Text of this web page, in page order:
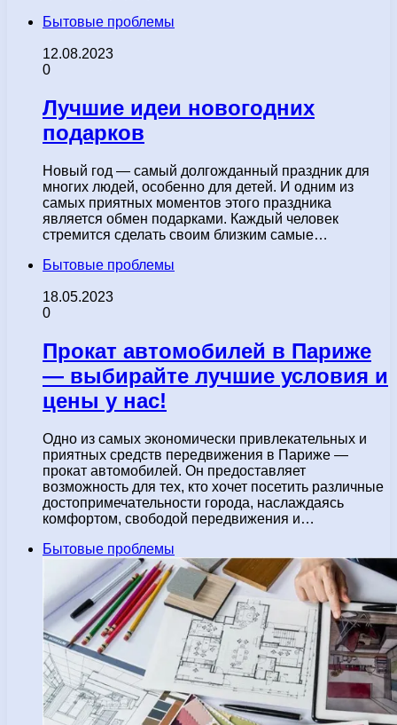
Бытовые проблемы
12.08.2023
0
Лучшие идеи новогодних
подарков
Новый год — самый долгожданный праздник для
многих людей, особенно для детей. И одним из
самых приятных моментов этого праздника
является обмен подарками. Каждый человек
стремится сделать своим близким самые…
Бытовые проблемы
18.05.2023
0
Прокат автомобилей в Париже
— выбирайте лучшие условия и
цены у нас!
Одно из самых экономически привлекательных и
приятных средств передвижения в Париже —
прокат автомобилей. Он предоставляет
возможность для тех, кто хочет посетить различные
достопримечательности города, наслаждаясь
комфортом, свободой передвижения и…
Бытовые проблемы